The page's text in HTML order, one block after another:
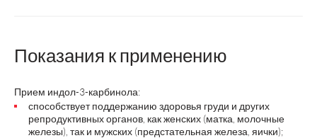
Показания к применению
Прием индол-3-карбинола:
способствует поддержанию здоровья груди и других
репродуктивных органов, как женских (матка, молочные
железы), так и мужских (предстательная железа, яички);